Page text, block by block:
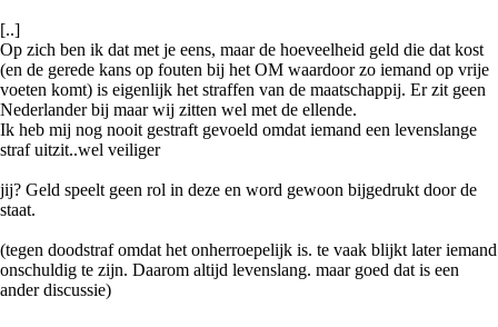
[..]
Op zich ben ik dat met je eens, maar de hoeveelheid geld die dat kost
(en de gerede kans op fouten bij het OM waardoor zo iemand op vrije
voeten komt) is eigenlijk het straffen van de maatschappij. Er zit geen
Nederlander bij maar wij zitten wel met de ellende.
Ik heb mij nog nooit gestraft gevoeld omdat iemand een levenslange
straf uitzit..wel veiliger
jij? Geld speelt geen rol in deze en word gewoon bijgedrukt door de
staat.
(tegen doodstraf omdat het onherroepelijk is. te vaak blijkt later iemand
onschuldig te zijn. Daarom altijd levenslang. maar goed dat is een
ander discussie)